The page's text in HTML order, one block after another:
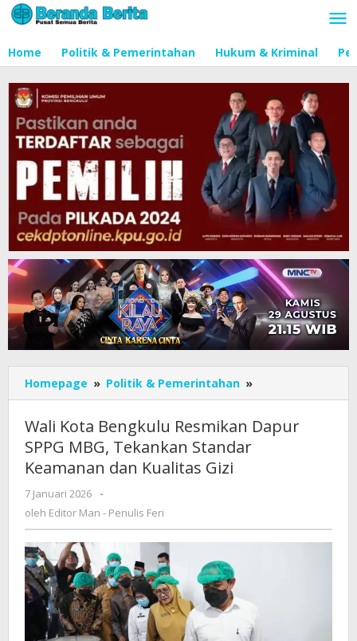
Lewati
ke
Home Politik & Pemerintahan Hukum & Kriminal
Homepage » Politik & Pemerintahan »
Kota
Resmikan
Keamanan
Wali Kota Bengkulu Resmikan Dapur
SPPG MBG, Tekankan Standar
Keamanan dan Kualitas Gizi
7 Januari 2026
oleh
Editor
Penulis
Feri
-
oleh Editor Man - Penulis Feri